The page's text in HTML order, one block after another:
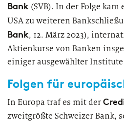
PUBLIKATION
Operations der Zukunft
Bank (SVB). In der Folge
USA zu weiteren
Bank, 12. März 2023),
Aktienkurse von Banken
einiger ausgewählter
Folgen für
In Europa traf es mit der
zweitgrößte Schweizer Bank,